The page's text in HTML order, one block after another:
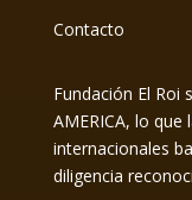
Contacto
Fundación El Roi
AMERICA, lo
internacionales
diligencia